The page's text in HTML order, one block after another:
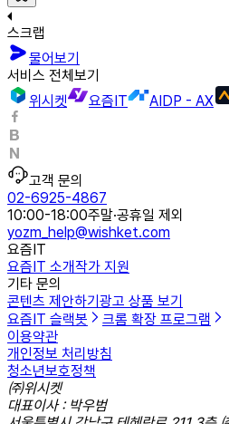
스크랩
물어보기
서비스 전체보기
위시켓
요즘IT AIDP - AX
고객 문의
02-6925-4867
10:00-18:00주말·공휴일 제외
yozm_help@wishket.com
요즘IT
요즘IT 소개작가 지원
기타 문의
콘텐츠 제안하기 광고 상품 보기
요즘IT 슬랙봇
크롬 확장 프로그램
이용약관
개인정보 처리방침
청소년보호정책
㈜위시켓
대표이사 : 박우범